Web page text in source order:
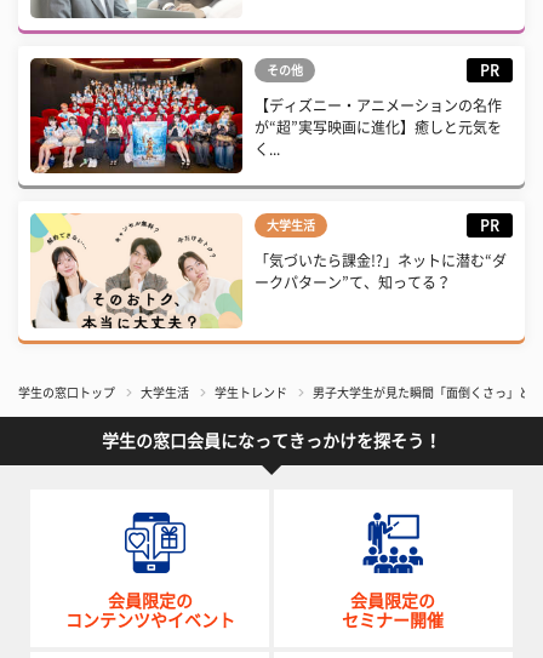
その他 PR
【ディズニー・アニメーションの名作
が“超”実写映画に進化】癒しと元気を
く...
大学生活 PR
「気づいたら課金!?」ネットに潜む“ダ
ークパターン”て、知ってる？
学生の窓口トップ 大学生活 学生トレンド 男子大学生が見た瞬間「面倒くさっ」と
学生の窓口会員になってきっかけを探そう！
会員限定の
コンテンツやイベント
会員限定の
セミナー開催